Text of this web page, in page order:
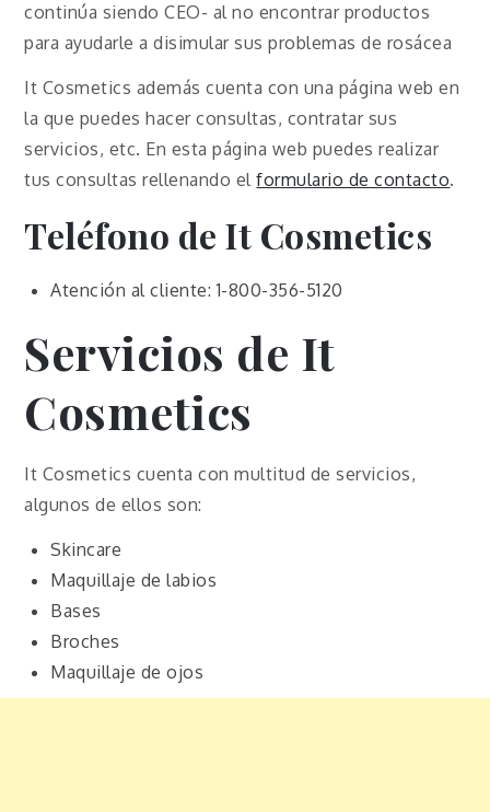
continúa siendo CEO- al no encontrar productos
para ayudarle a disimular sus problemas de rosácea
It Cosmetics además cuenta con una página web en
la que puedes hacer consultas, contratar sus
servicios, etc. En esta página web puedes realizar
tus consultas rellenando elformulario de contacto.
Teléfono de It Cosmetics
Atención al cliente: 1-800-356-5120
Servicios de It
Cosmetics
It Cosmetics cuenta con multitud de servicios,
algunos de ellos son:
Skincare
Maquillaje de labios
Bases
Broches
Maquillaje de ojos